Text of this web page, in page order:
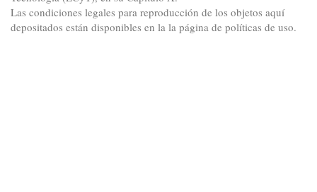
Las condiciones legales para reproducción de los objetos aquí
depositados están disponibles en la la página de políticas de uso.